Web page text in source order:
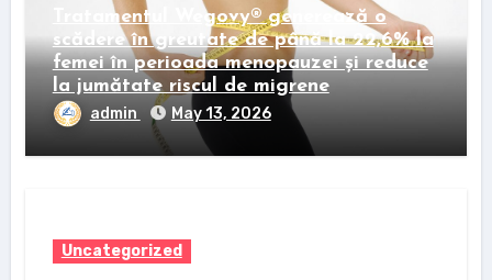
Tratamentul Wegovy® generează o
scădere în greutate de până la 22,6% la
femei în perioada menopauzei și reduce
la jumătate riscul de migrene
admin May 13, 2026
Uncategorized